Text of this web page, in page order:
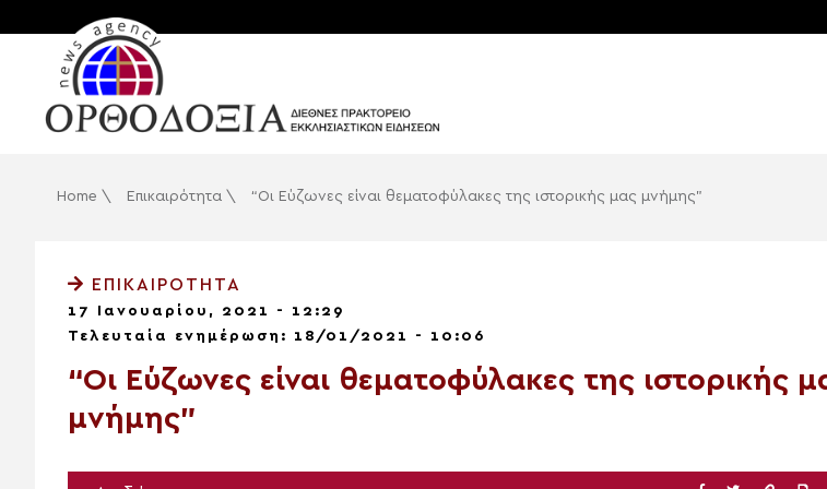
Home \ Επικαιρότητα \ “Οι Εύζωνες είναι θεματοφύλακες της ιστορικής μας μνήμης”
ΕΠΙΚΑΙΡΌΤΗΤΑ
17 Ιανουαρίου, 2021 - 12:29
Τελευταία ενημέρωση: 18/01/2021 - 10:06
“Οι Εύζωνες είναι θεματοφύλακες της ιστορικής
μνήμης”